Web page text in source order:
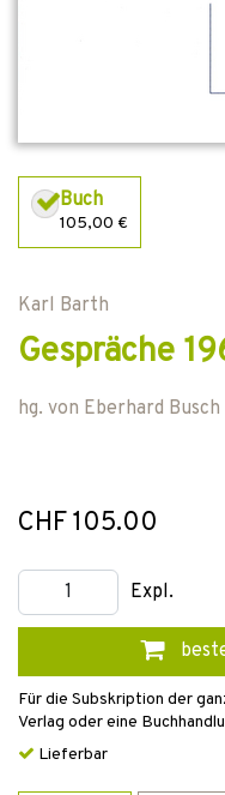
Buch
105,00 €
Karl Barth
Gespräche
hg. von Eberhard Busch
CHF 105.00
Expl.
Für die Subskription der
Verlag oder eine
Lieferbar